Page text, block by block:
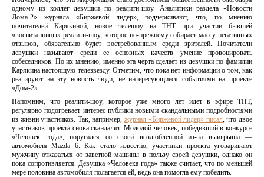
одному из коллег девушки по реалити-шоу. Аналитики раздела «Новости
Дома-2» журнала «Биржевой лидер», подчеркивают, что, по мнению
почитателей Карякиной, новое телешоу на ТНТ при участии бывшей
«воспитанницы» реалити-шоу, которое по-прежнему собирает массу негативных
отзывов, обязательно будет востребованным среди зрителей. Почитатели
девушки называют среди ее основных качеств умение провоцировать
собеседников. По их мнению, именно эта черта сделает из девушки по фамилии
Карякина настоящую телезвезду. Отметим, что пока нет информации о том, как
реагируют на эту новость люди, не интересующиеся событиями на проекте
«Дом-2».
Напомним, что реалити-шоу, которое уже много лет идет в эфире ТНТ,
регулярно подогревает интерес публики новыми скандальными подробностями
из жизни участников. Так, например, журнал «Биржевой лидер» писал, что двое
участников проекта снова скандалят. Молодой человек, победивший в конкурсе
«Человек года», поругался со своей возлюбленной из-за выигрыша —
автомобиля Mazda 6. Как стало известно, участники проекта уговаривают
мужчину отказаться от заветной машины в пользу своей девушки, однако он
пока сопротивляется. Девушка «Человека года» также считает, что по меньшей
мере половина автомобиля полагается ей, ведь она помогла ему победить.